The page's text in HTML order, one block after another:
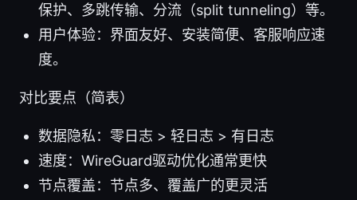
保护、多跳传输、分流（split tunneling）等。
用户体验：界面友好、安装简便、客服响应速
度。
对比要点（简表）
数据隐私：零日志 > 轻日志 > 有日志
速度：WireGuard驱动优化通常更快
节点覆盖：节点多、覆盖广的更灵活